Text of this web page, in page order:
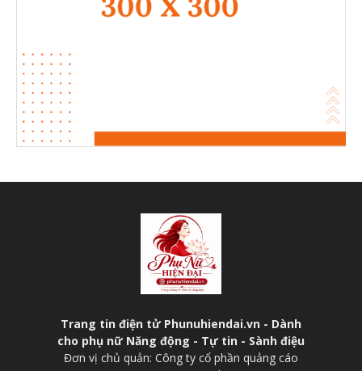
Trang tin điện tử Phunuhiendai.vn - Dành
cho phụ nữ Năng động - Tự tin - Sành điệu
Đơn vị chủ quản: Công ty cổ phần quảng cáo